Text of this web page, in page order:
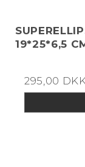
19*25*6,5
295,00